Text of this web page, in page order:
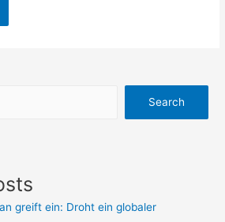
Search
greift ein: Droht ein globaler